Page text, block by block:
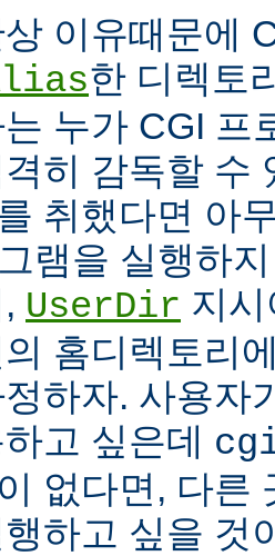
이유때문에
한 디렉토
누가 CGI 프
히 감독할 수
취했다면 아
램을 실행하
UserDir 지
홈디렉토리
하자. 사용자
고 싶은데
없다면, 다른
하고 싶을 것